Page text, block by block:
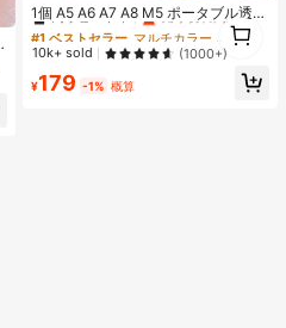
1個 A5 A6 A7 A8 M5 ポータブル透明
ルーズリーフバインダー、透明ステ
ッカーブック、シールブック、ステ
ッカーブック、写真収納バッグ、フ
ォトアルバム、貯金プランブック、
プランナー、ノート、オフィス文房
高リピート率
売り切れ間近！
#1 ベストセラー
高リピート率
売り切れ間近！
#1 ベストセラー
高リピート率
売り切れ間近！
#1 ベストセラー
高リピート率
売り切れ間近！
10k+ sold (1000+)
¥179 -1% 概算
1